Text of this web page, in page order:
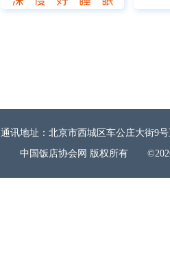
通讯地址：北京市西城区车公庄大街
中国饭店协会网 版权所有 ©2026